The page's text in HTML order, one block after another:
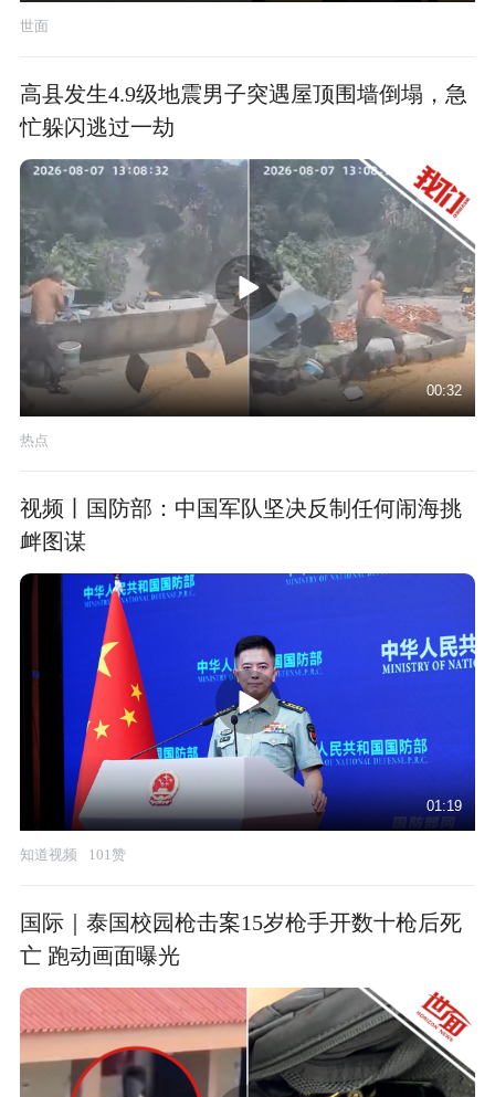
世面
高县发生4.9级地震男子突遇屋顶围墙倒塌，急
忙躲闪逃过一劫
00:32
热点
视频丨国防部：中国军队坚决反制任何闹海挑
衅图谋
01:19
知道视频 101赞
国际｜泰国校园枪击案15岁枪手开数十枪后死
亡 跑动画面曝光